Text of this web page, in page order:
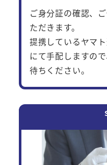
ご身分証の確認、
ただきます。
提携しているヤマ
にて手配しますの
待ちください。